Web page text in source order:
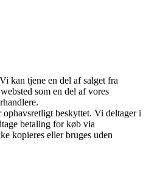
kan tjene en del af salget fra
som en del af vores
beskyttet. Vi deltager i
betaling for køb via
kopieres eller bruges uden